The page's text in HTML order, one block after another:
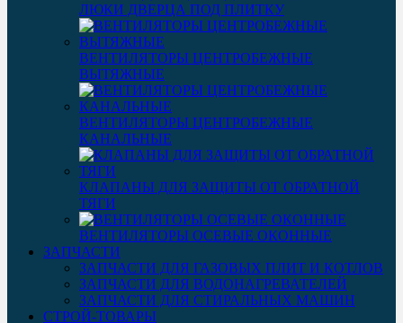
ЛЮКИ ДВЕРЦА ПОД ПЛИТКУ
ВЕНТИЛЯТОРЫ ЦЕНТРОБЕЖНЫЕ
ВЫТЯЖНЫЕ
ВЕНТИЛЯТОРЫ ЦЕНТРОБЕЖНЫЕ
КАНАЛЬНЫЕ
КЛАПАНЫ ДЛЯ ЗАЩИТЫ ОТ ОБРАТНОЙ
ТЯГИ
ВЕНТИЛЯТОРЫ ОСЕВЫЕ ОКОННЫЕ
ЗАПЧАСТИ
ЗАПЧАСТИ ДЛЯ ГАЗОВЫХ ПЛИТ И КОТЛОВ
ЗАПЧАСТИ ДЛЯ ВОДОНАГРЕВАТЕЛЕЙ
ЗАПЧАСТИ ДЛЯ СТИРАЛЬНЫХ МАШИН
СТРОЙ-ТОВАРЫ